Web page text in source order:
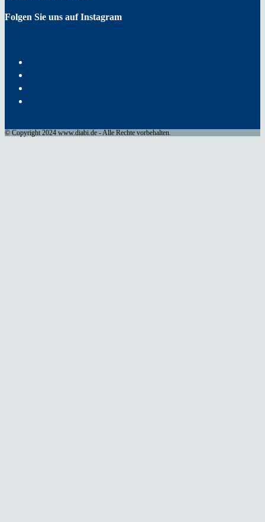
Folgen Sie uns auf Instagram
© Copyright 2024 www.diabi.de - Alle Rechte vorbehalten.